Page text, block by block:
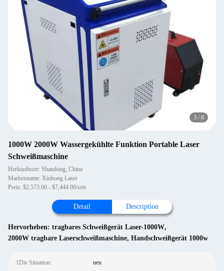
4 / 6
1000W 2000W Wassergekühlte Funktion Portable Laser
Schweißmaschine
Herkunftsort: Shandong, China
Markenname: Xinhong Laser
Preis: $2,573.00 - $7,444.00/sets
Detail Description
Hervorheben: tragbares Schweißgerät Laser-1000W,
2000W tragbare Laserschweißmaschine, Handschweißgerät 1000w
1Die Situation: neu